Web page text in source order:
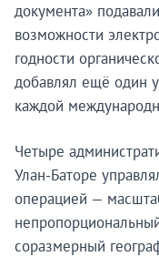
документа»
возможности
годности
добавлял ещё один
каждой
Четыре
Улан-Баторе
операцией —
соразмерный